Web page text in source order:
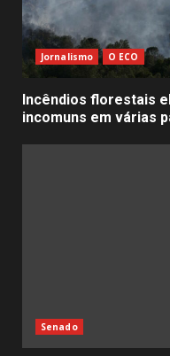
Jornalismo O ECO
Incêndios florestais
incomuns em várias
Senado